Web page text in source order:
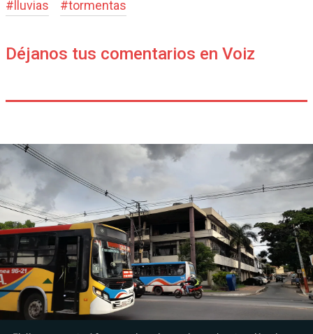
#lluvias #tormentas
Déjanos tus comentarios en Voiz